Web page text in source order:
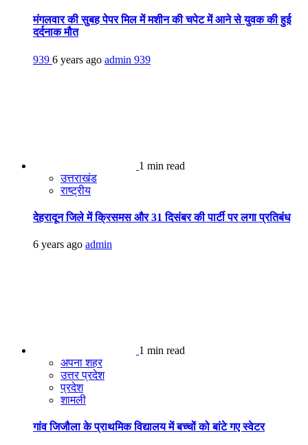
मंगलवार की सुबह पेपर मिल में मशीन की चपेट में आने से युवक की हुई
दर्दनाक मौत
939 6 years ago admin 939
1 min read
उत्तराखंड
राष्ट्रीय
देहरादून जिले में क्रिसमस और 31 दिसंबर की पार्टी पर लगा प्रतिबंध
6 years ago admin
1 min read
अपना शहर
उत्तर प्रदेश
प्रदेश
शामली
गांव जिजौला के प्राथमिक विद्यालय में बच्चों को बांटे गए स्वेटर